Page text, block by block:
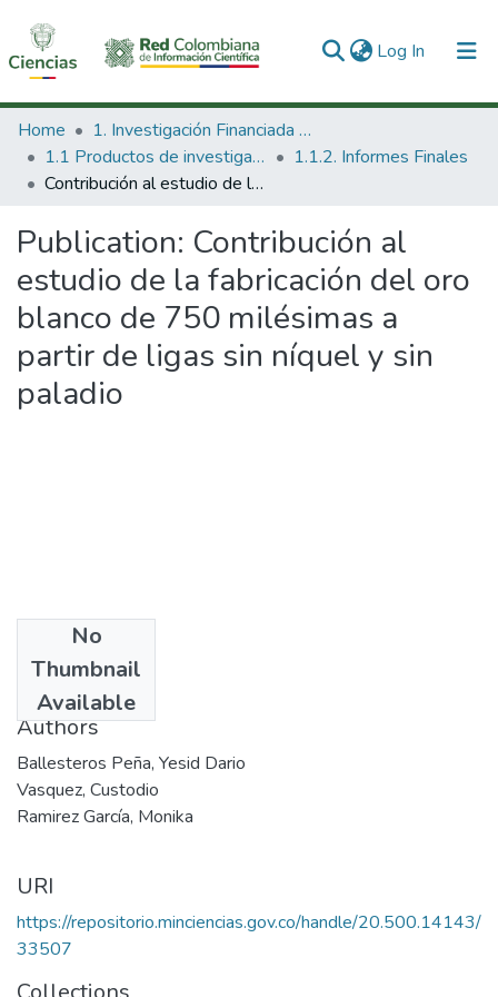
Log In (current)
Communities & Collections
All of DSpace
Home
1. Investigación Financiada con Recursos Públicos
1.1 Productos de investigación
1.1.2. Informes Finales
Contribución al estudio de la fabricación del oro blanco de 750 milésimas a partir de ligas sin níquel y sin paladio
Publication: Contribución al
estudio de la fabricación del oro
blanco de 750 milésimas a
partir de ligas sin níquel y sin
paladio
No
Thumbnail
Available
2008
Authors
Ballesteros Peña, Yesid Dario
Vasquez, Custodio
Ramirez García, Monika
URI
https://repositorio.minciencias.gov.co/handle/20.500.14143/
33507